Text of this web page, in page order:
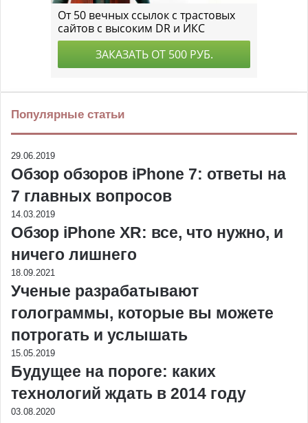
Популярные статьи
29.06.2019
Обзор обзоров iPhone 7: ответы на
7 главных вопросов
14.03.2019
Обзор iPhone XR: все, что нужно, и
ничего лишнего
18.09.2021
Ученые разрабатывают
голограммы, которые вы можете
потрогать и услышать
15.05.2019
Будущее на пороге: каких
технологий ждать в 2014 году
03.08.2020